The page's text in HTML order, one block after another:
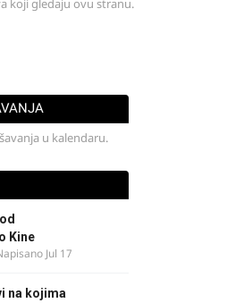
koji gledaju ovu stranu.
u kalendaru.
Kine
Jul 17
na kojima